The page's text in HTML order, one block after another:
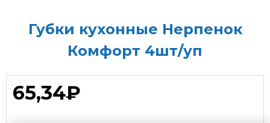
Губки кухонные Нерпенок
Комфорт 4шт/уп
65,34₽